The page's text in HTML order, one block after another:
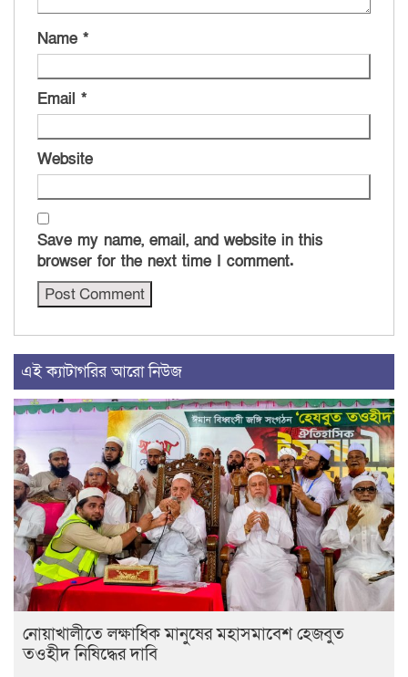
Name *
Email *
Website
Save my name, email, and website in this
browser for the next time I comment.
এই ক্যাটাগরির আরো নিউজ
নোয়াখালীতে লক্ষাধিক মানুষের মহাসমাবেশ হেজবুত
তওহীদ নিষিদ্ধের দাবি